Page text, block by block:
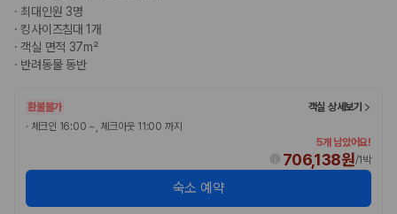
2. 보험 조건은 가격만큼 중요합니다
완전자차와 슈퍼자차는 업체별 보장 범위가 다를 수 있습니다. 카모아에서
는 제주 렌트카 가격과 함께 보험 조건을 비교해 여행 스타일에 맞는 보장
3. 제주공항 접근성과 셔틀 조건을 함께 확인하세요
제주 렌트카는 차량 인수 위치와 셔틀 편의성에 따라 실제 이용 만족도가
달라집니다. 공항에서 렌트카 사무실까지의 이동 조건을 가격과 함께 비교
· 최대인원 3명
·킹사이즈침대 1개
·객실 면적 37m²
· 반려동물 동반
환불불가
객실 상세보기
· 체크인 16:00 ~, 체크아웃 11:00 까지
5개 남았어요!
706,138원/1박
숙소 예약